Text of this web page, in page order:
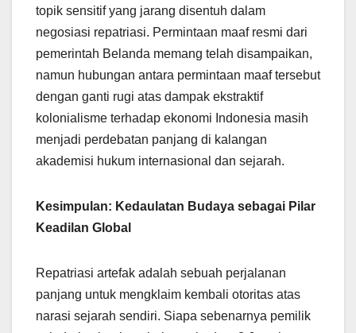
topik sensitif yang jarang disentuh dalam
negosiasi repatriasi. Permintaan maaf resmi dari
pemerintah Belanda memang telah disampaikan,
namun hubungan antara permintaan maaf tersebut
dengan ganti rugi atas dampak ekstraktif
kolonialisme terhadap ekonomi Indonesia masih
menjadi perdebatan panjang di kalangan
akademisi hukum internasional dan sejarah.
Kesimpulan: Kedaulatan Budaya sebagai Pilar
Keadilan Global
Repatriasi artefak adalah sebuah perjalanan
panjang untuk mengklaim kembali otoritas atas
narasi sejarah sendiri. Siapa sebenarnya pemilik